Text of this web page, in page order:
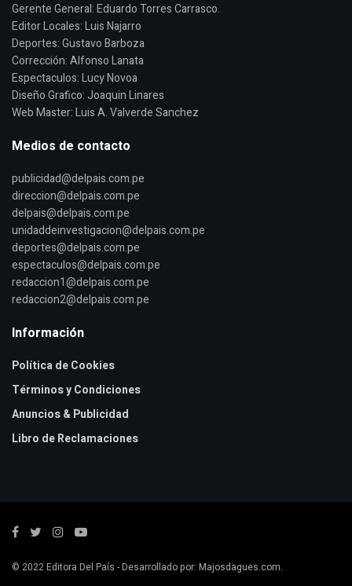
Gerente General: Eduardo Torres Carrasco.
Editor Locales: Luis Najarro
Deportes: Gustavo Barboza
Corrección: Alfonso Lanata
Espectaculos: Lucy Novoa
Diseño Grafico: Joaquin Linares
Web Master: Luis A. Valverde Sanchez
Medios de contacto
publicidad@delpais.com.pe
direccion@delpais.com.pe
delpais@delpais.com.pe
unidaddeinvestigacion@delpais.com.pe
deportes@delpais.com.pe
espectaculos@delpais.com.pe
redaccion1@delpais.com.pe
redaccion2@delpais.com.pe
Información
Política de Cookies
Términos y Condiciones
Anuncios & Publicidad
Libro de Reclamaciones
© 2022Editora Del País - Desarrollado por: Majosdagues.com.